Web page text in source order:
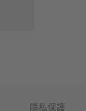
隱私保護